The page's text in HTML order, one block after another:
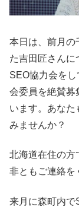
本日は、前月の
た吉田匠さんに
SEO協力会を
会委員を絶賛募
います。あなた
みませんか？
北海道在住の方
非ともご連絡を
来月に森町内で